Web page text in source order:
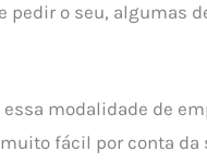
pedir o seu, algumas
modalidade de
fácil por conta da